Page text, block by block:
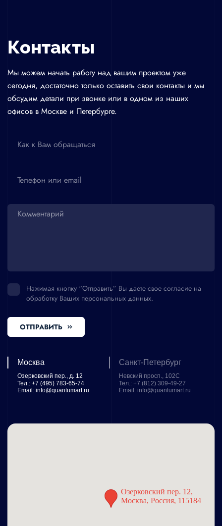
Контакты
Форма
для
контакта
с
нами
Контакты
Мы можем начать работу над вашим проектом уже
сегодня, достаточно только оставить свои контакты и мы
обсудим детали при звонке или в одном из наших
офисов в Москве и Петербурге.
имя
email
Нажимая кнопку “Отправить” Вы даете свое согласие на
обработку Ваших персональных данных.
ОТПРАВИТЬ
Карта
наших
офисов
Москва
Озерковский пер., д. 12
Тел.: +7 (495) 783-65-74
Email: info@quantumart.ru
Санкт-Петербург
Невский просп., 102С
Тел.: +7 (812) 309-49-27
Email: info@quantumart.ru
Озерковский пер. 12,
Москва, Россия, 115184